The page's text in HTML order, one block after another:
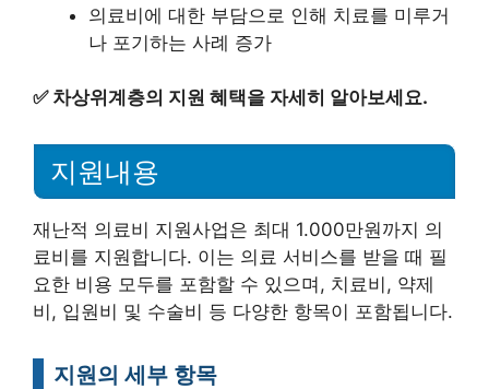
의료비에 대한 부담으로 인해 치료를 미루거
나 포기하는 사례 증가
✅ 차상위계층의 지원 혜택을 자세히 알아보세요.
지원내용
재난적 의료비 지원사업은 최대 1.000만원까지 의
료비를 지원합니다. 이는 의료 서비스를 받을 때 필
요한 비용 모두를 포함할 수 있으며, 치료비, 약제
비, 입원비 및 수술비 등 다양한 항목이 포함됩니다.
지원의 세부 항목